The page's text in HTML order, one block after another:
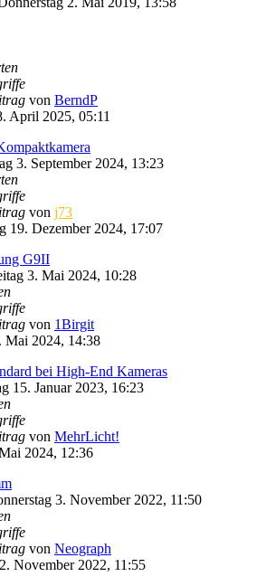
von BerndP
April 2025, 05:11
3. September 2024, 13:23
von j73
19. Dezember 2024, 17:07
G9II
3. Mai 2024, 10:28
von 1Birgit
Mai 2024, 14:38
bei High-End Kameras
15. Januar 2023, 16:23
von MehrLicht!
2024, 12:36
3. November 2022, 11:50
von Neograph
November 2022, 11:55